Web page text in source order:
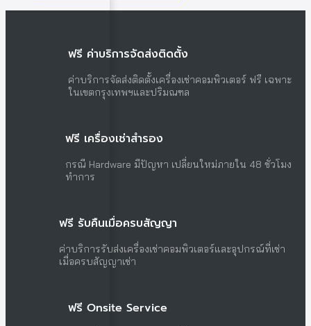
ฟรี ค่าบริการจัดส่งติดตั้ง
ค่าบริการจัดส่งติดตั้งเครื่องเช่าคอมพิวเตอร์ ฟรี เฉพาะ
ในเขตกรุงเทพฯและปริมณฑล
ฟรี เครื่องเช่าสำรอง
กรณี Hardware มีปัญหา เปลี่ยนใหม่ภายใน 48 ชั่วโมง
ทำการ
ฟรี รับคืนเมื่อครบสัญญา
ค่าบริการรับส่งเครื่องเช่าคอมพิวเตอร์และอุปกรณ์ที่เช่า
เมื่อครบสัญญาเช่า
ฟรี Onsite Service